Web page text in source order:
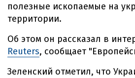
полезные ископаемые на
территории.
Об этом он рассказал в
Reuters, сообщает
Зеленский отметил, что